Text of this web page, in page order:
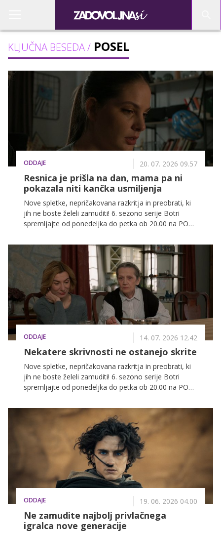
KLJUČNA BESEDA / POSEL
ODDAJE 20. 07. 2026 09.57
Resnica je prišla na dan, mama pa ni
pokazala niti kančka usmiljenja
Nove spletke, nepričakovana razkritja in preobrati, ki
jih ne boste želeli zamuditi! 6. sezono serije Botri
spremljajte od ponedeljka do petka ob 20.00 na POP
epizodi.
ODDAJE 14. 07. 2026 12.42
Nekatere skrivnosti ne ostanejo skrite
Nove spletke, nepričakovana razkritja in preobrati, ki
jih ne boste želeli zamuditi! 6. sezono serije Botri
spremljajte od ponedeljka do petka ob 20.00 na POP
epizodi.
ODDAJE 19. 06. 2026 04.00
Ne zamudite najbolj privlačnega
igralca nove generacije